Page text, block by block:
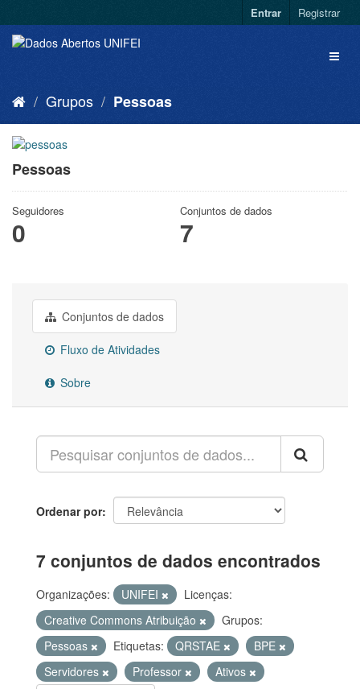
Entrar Registrar
Grupos Pessoas
Pessoas
Seguidores
0
Conjuntos de dados
7
Conjuntos de dados
Fluxo de Atividades
Sobre
Ordenar por
7 conjuntos de dados encontrados
Organizações: UNIFEI
Licenças:
Creative Commons Atribuição
Grupos:
Pessoas
Etiquetas: QRSTAE
BPE
Servidores
Professor
Ativos